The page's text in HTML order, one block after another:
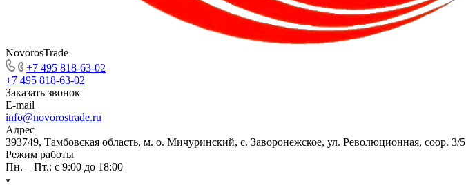
NovorosTrade
+7 495 818-63-02
+7 495 818-63-02
Заказать звонок
E-mail
info@novorostrade.ru
Адрес
393749, Тамбовская область, м. о. Мичуринский, с. Заворонежское, ул. Революционная, соор. 3/5
Режим работы
Пн. – Пт.: с 9:00 до 18:00